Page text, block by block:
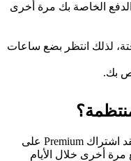
الخاصة بك مرة أخرى
لذلك انتظر بضع ساعات
بك.
إذا تعذرت عملية الدفع الشهرية، فلن تفقد اشتراك Premium على
أخرى خلال الأيام